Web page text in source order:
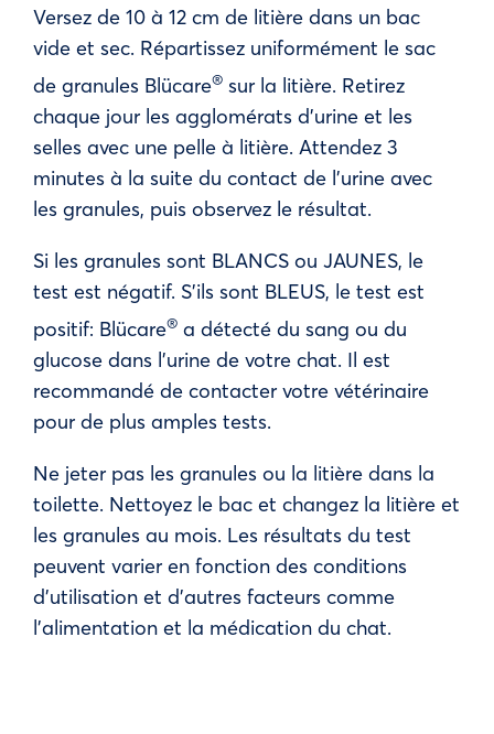
Versez de 10 à 12 cm de litière dans un bac
vide et sec. Répartissez uniformément le sac
de granules Blücare® sur la litière. Retirez
chaque jour les agglomérats d’urine et les
selles avec une pelle à litière. Attendez 3
minutes à la suite du contact de l’urine avec
les granules, puis observez le résultat.
Si les granules sont BLANCS ou JAUNES, le
test est négatif. S’ils sont BLEUS, le test est
positif : Blücare® a détecté du sang ou du
glucose dans l’urine de votre chat. Il est
recommandé de contacter votre vétérinaire
pour de plus amples tests.
Ne jeter pas les granules ou la litière dans la
toilette. Nettoyez le bac et changez la litière et
les granules au mois. Les résultats du test
peuvent varier en fonction des conditions
d’utilisation et d’autres facteurs comme
l’alimentation et la médication du chat.